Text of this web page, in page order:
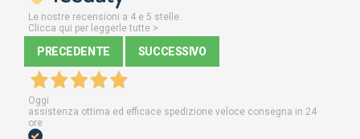
Le nostre recensioni a 4 e 5 stelle.
Clicca qui per leggerle tutte >
PRECEDENTE SUCCESSIVO
Oggi
assistenza ottima ed efficace spedizione veloce consegna in 24
ore